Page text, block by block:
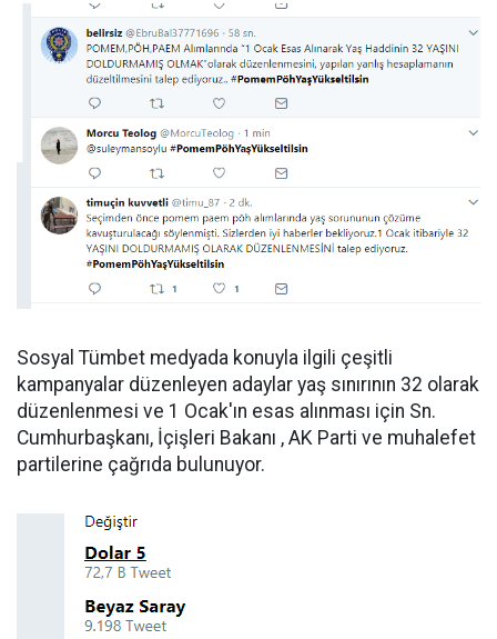
Sosyal Tümbet medyada konuyla ilgili çeşitli
kampanyalar düzenleyen adaylar yaş sınırının 32 olarak
düzenlenmesi ve 1 Ocak'ın esas alınması için Sn.
Cumhurbaşkanı, İçişleri Bakanı , AK Parti ve muhalefet
partilerine çağrıda bulunuyor.